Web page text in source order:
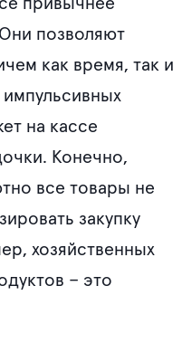
позволяют
как время, так и
на кассе
Конечно,
все товары не
закупку
хозяйственных
– это